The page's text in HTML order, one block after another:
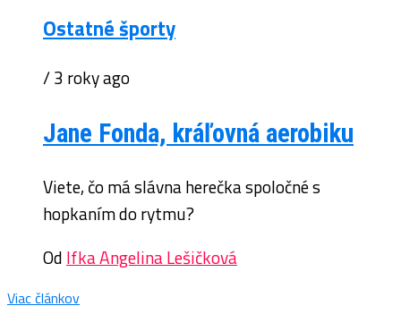
Ostatné športy
/ 3 roky ago
Jane Fonda, kráľovná aerobiku
Viete, čo má slávna herečka spoločné s
hopkaním do rytmu?
OdIfka Angelina Lešičková
Viac článkov